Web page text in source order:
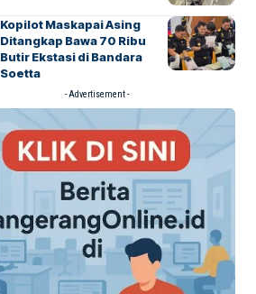
Kopilot Maskapai Asing
Ditangkap Bawa 70 Ribu
Butir Ekstasi di Bandara
Soetta
- Advertisement -